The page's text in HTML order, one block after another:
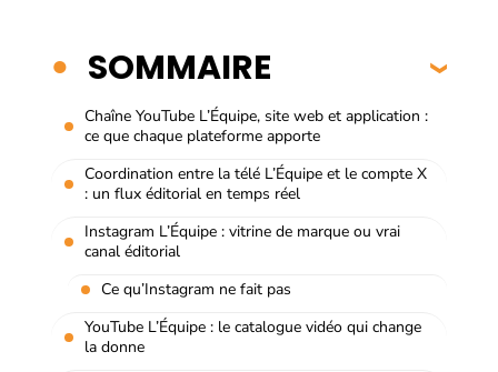
SOMMAIRE
Chaîne YouTube L’Équipe, site web et application :
ce que chaque plateforme apporte
Coordination entre la télé L’Équipe et le compte X
: un flux éditorial en temps réel
Instagram L’Équipe : vitrine de marque ou vrai
canal éditorial
Ce qu’Instagram ne fait pas
YouTube L’Équipe : le catalogue vidéo qui change
la donne